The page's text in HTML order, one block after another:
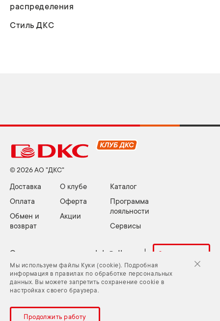
распределения
Стиль ДКС
© 2026 АО "ДКС"
Доставка
Оплата
Обмен и
возврат
О клубе
Оферта
Акции
Каталог
Программа
лояльности
Сервисы
Электронная почта: club@dkc.ru Задать вопрос
Куки (cookie) и Политика конфиденциальности
Задать вопрос
Карта сайта
Мы используем файлы Куки (cookie). Подробная
информация в правилах по обработке персональных
данных. Вы можете запретить сохранение cookie в
настройках своего браузера.
Продолжить работу